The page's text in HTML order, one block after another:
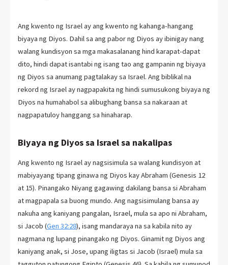
Ang kwento ng Israel ay ang kwento ng kahanga-hangang
biyaya ng Diyos. Dahil sa ang pabor ng Diyos ay ibinigay nang
walang kundisyon sa mga makasalanang hind karapat-dapat
dito, hindi dapat isantabi ng isang tao ang gampanin ng biyaya
ng Diyos sa anumang pagtalakay sa Israel. Ang biblikal na
rekord ng Israel ay nagpapakita ng hindi sumusukong biyaya ng
Diyos na humahabol sa alibughang bansa sa nakaraan at
nagpapatuloy hanggang sa hinaharap.
Biyaya ng Diyos sa Israel sa nakalipas
Ang kwento ng Israel ay nagsisimula sa walang kundisyon at
mabiyayang tipang ginawa ng Diyos kay Abraham (Genesis 12
at 15). Pinangako Niyang gagawing dakilang bansa si Abraham
at magpapala sa buong mundo. Ang nagsisimulang bansa ay
nakuha ang kaniyang pangalan, Israel, mula sa apo ni Abraham,
si Jacob (Gen 32:28), isang mandaraya na sa kabila nito ay
nagmana ng lupang pinangako ng Diyos. Ginamit ng Diyos ang
kaniyang anak, si Jose, upang iligtas si Jacob (Israel) mula sa